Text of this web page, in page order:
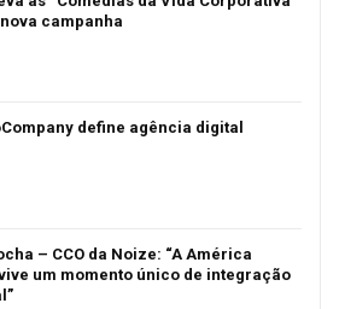
campanha
define agência digital
– CCO da Noize: “A América
um momento único de integração